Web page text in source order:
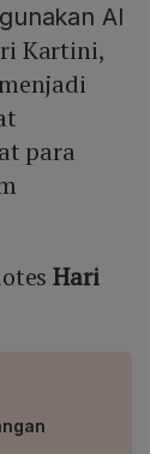
AI
Kartini,
para
Hari